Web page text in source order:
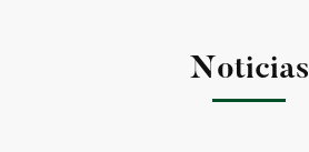
Noticias